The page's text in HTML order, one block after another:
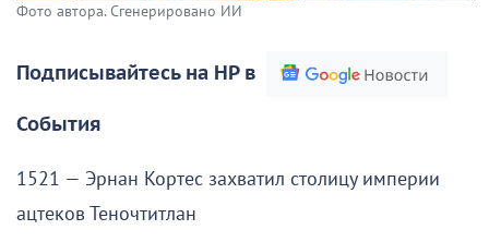
Фото автора. Сгенерировано ИИ
Подписывайтесь на НР в
События
1521 — Эрнан Кортес захватил столицу империи
ацтеков Теночтитлан